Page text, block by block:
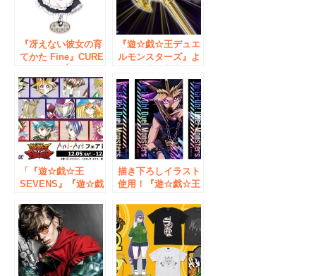
展》にて販売【株式
会社コスパ】
ズで二次元コスパか
ら登場！【株式会社
コスパ】
『冴えない彼女の育
てかた Fine』CURE
姿の恵と一緒に穏や
かなひと時を過ごそ
う。「アクリルスタ
ンド」など二次元コ
スパから登場！コラ
ボカフェ先行販売も
決定【株式会社コス
パ】
『遊☆戯☆王デュエ
ルモンスターズ』よ
ックを搭載した「千
年ロッド」が登場。
「『遊☆戯☆王
SEVENS』『遊☆戯
ターズ』Ani-Artフ
ェア in アニメイ
ト」の開催が決定！
描き下ろしイラスト
使用！『遊☆戯☆王
ズ』より、「武藤遊
戯」「闇遊戯」「海
馬瀬人」のグッズが
登場！